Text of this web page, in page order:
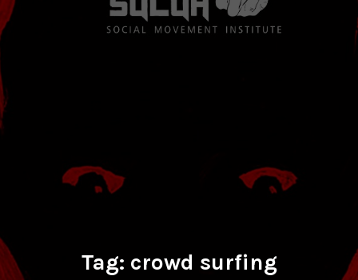
Tag: crowd surfing